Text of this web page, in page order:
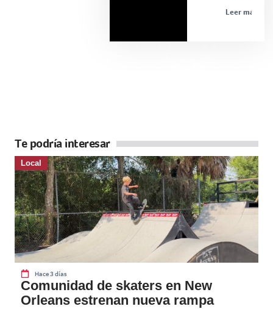
Leer más »
Te podría interesar
Local
Hace 3 días
Comunidad de skaters en New
Orleans estrenan nueva rampa